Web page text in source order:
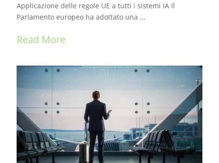
Applicazione delle regole UE a tutti i sistemi IA Il
Parlamento europeo ha adottato una ...
Read More